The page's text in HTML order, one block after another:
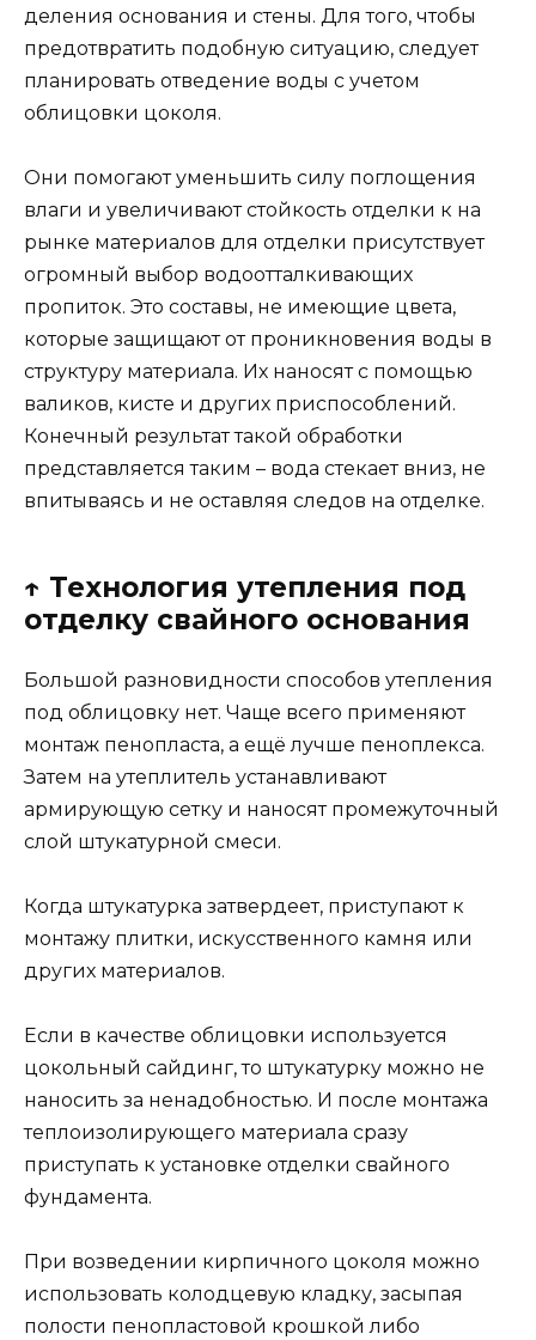
деления основания и стены. Для того, чтобы
предотвратить подобную ситуацию, следует
планировать отведение воды с учетом
облицовки цоколя.
Они помогают уменьшить силу поглощения
влаги и увеличивают стойкость отделки к на
рынке материалов для отделки присутствует
огромный выбор водоотталкивающих
пропиток. Это составы, не имеющие цвета,
которые защищают от проникновения воды в
структуру материала. Их наносят с помощью
валиков, кисте и других приспособлений.
Конечный результат такой обработки
представляется таким – вода стекает вниз, не
впитываясь и не оставляя следов на отделке.
↑ Технология утепления под
отделку свайного основания
Большой разновидности способов утепления
под облицовку нет. Чаще всего применяют
монтаж пенопласта, а ещё лучше пеноплекса.
Затем на утеплитель устанавливают
армирующую сетку и наносят промежуточный
слой штукатурной смеси.
Когда штукатурка затвердеет, приступают к
монтажу плитки, искусственного камня или
других материалов.
Если в качестве облицовки используется
цокольный сайдинг, то штукатурку можно не
наносить за ненадобностью. И после монтажа
теплоизолирующего материала сразу
приступать к установке отделки свайного
фундамента.
При возведении кирпичного цоколя можно
использовать колодцевую кладку, засыпая
полости пенопластовой крошкой либо